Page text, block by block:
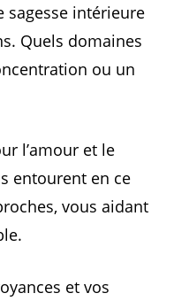
sagesse intérieure
Quels domaines
ou un
l’amour et le
entourent en ce
vous aidant
et vos